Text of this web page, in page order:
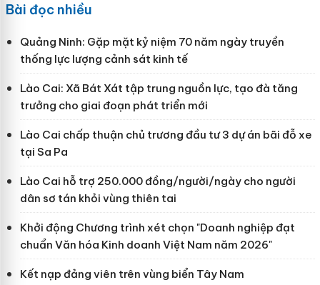
Bài đọc nhiều
Quảng Ninh: Gặp mặt kỷ niệm 70 năm ngày truyền
thống lực lượng cảnh sát kinh tế
Lào Cai: Xã Bát Xát tập trung nguồn lực, tạo đà tăng
trưởng cho giai đoạn phát triển mới
Lào Cai chấp thuận chủ trương đầu tư 3 dự án bãi đỗ xe
tại Sa Pa
Lào Cai hỗ trợ 250.000 đồng/người/ngày cho người
dân sơ tán khỏi vùng thiên tai
Khởi động Chương trình xét chọn "Doanh nghiệp đạt
chuẩn Văn hóa Kinh doanh Việt Nam năm 2026"
Kết nạp đảng viên trên vùng biển Tây Nam